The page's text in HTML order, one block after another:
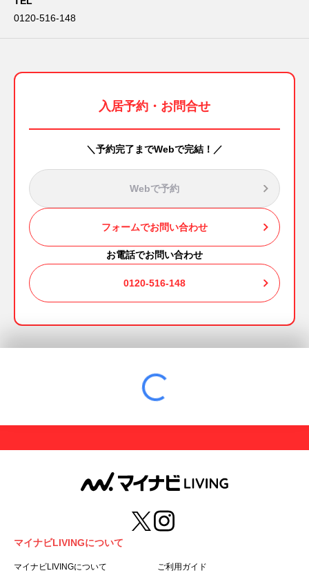
0120-516-148
入居予約・お問合せ
＼予約完了までWebで完結！／
Webで予約
フォームでお問い合わせ
お電話でお問い合わせ
0120-516-148
マイナビLIVINGについて
マイナビLIVINGについて ご利用ガイド